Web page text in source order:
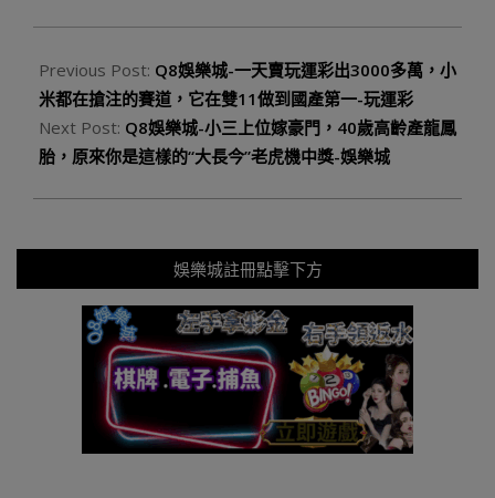
Previous Post: Q8娛樂城-一天賣玩運彩出3000多萬，小
米都在搶注的賽道，它在雙11做到國產第一-玩運彩
Next Post: Q8娛樂城-小三上位嫁豪門，40歲高齡產龍鳳
胎，原來你是這樣的“大長今”老虎機中獎-娛樂城
娛樂城註冊點擊下方